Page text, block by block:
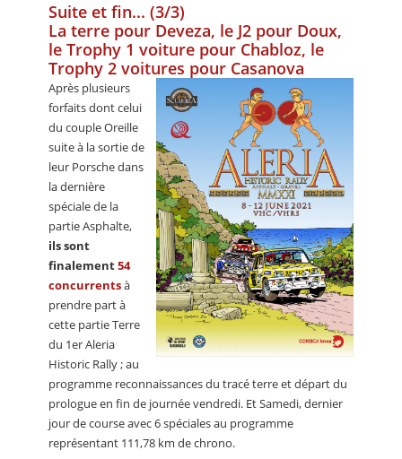
Suite et fin... (3/3)
La terre pour Deveza, le J2 pour Doux,
le Trophy 1 voiture pour Chabloz, le
Trophy 2 voitures pour Casanova
Après plusieurs
forfaits dont celui
du couple Oreille
suite à la sortie de
leur Porsche dans
la dernière
spéciale de la
partie Asphalte,
ils sont
finalement54
concurrentsà
prendre part à
cette partie Terre
du 1er Aleria
Historic Rally ; au
programme reconnaissances du tracé terre et départ du
prologue en fin de journée vendredi. Et Samedi, dernier
jour de course avec 6 spéciales au programme
représentant 111,78 km de chrono.